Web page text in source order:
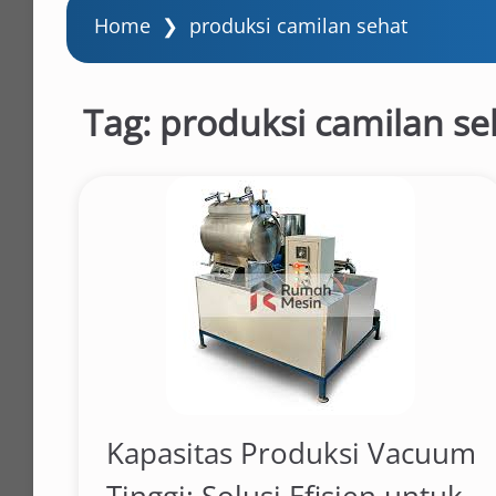
Home ❯ produksi camilan sehat
Tag: produksi camilan
Kapasitas Produksi Vacuum